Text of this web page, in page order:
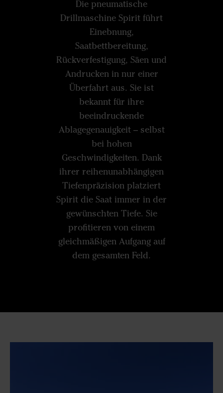
Die pneumatische
Drillmaschine Spirit führt
Einebnung,
Saatbettbereitung,
Rückverfestigung, Säen und
Andrucken in nur einer
Überfahrt aus. Sie ist
bekannt für ihre
beeindruckende
Ablagegenauigkeit – selbst
bei hohen
Geschwindigkeiten. Dank
ihrer reihenunabhängigen
Tiefenpräzision platziert
Spirit die Saat immer in der
gewünschten Tiefe. Sie
profitieren von einem
gleichmäßigen Aufgang auf
dem gesamten Feld.